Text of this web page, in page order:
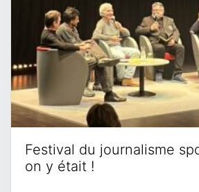
Festival du journalisme
on y était !